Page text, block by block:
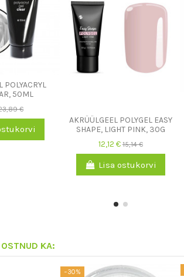
POLYACRYL
50ML
€
AKRÜÜLGEEL POLYGEL EASY
SHAPE, LIGHT PINK, 30G
12,12 €15,14 €
Lisa ostukorvi
KA:
−30%